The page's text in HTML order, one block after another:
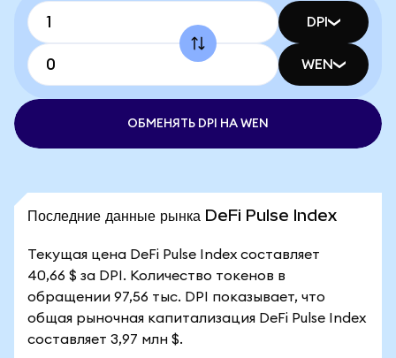
DPI
WEN
ОБМЕНЯТЬ DPI НА WEN
Последние данные рынка DeFi Pulse Index
Текущая цена DeFi Pulse Index составляет
40,66 $ за DPI. Количество токенов в
обращении 97,56 тыс. DPI показывает, что
общая рыночная капитализация DeFi Pulse Index
составляет 3,97 млн $.